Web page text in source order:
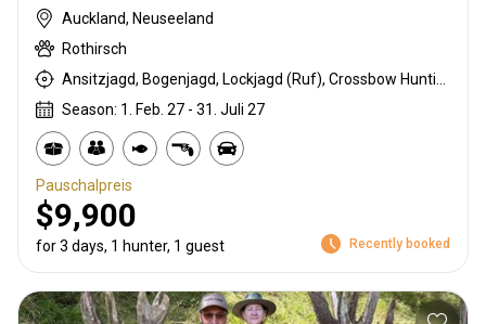
Auckland, Neuseeland
Rothirsch
Season: 1. Feb. 27 - 31. Juli 27
Pauschalpreis
$9,900
for 3 days, 1 hunter, 1 guest Recently booked